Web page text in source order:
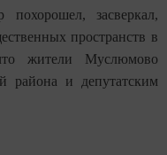
засверкал,
пространств в
жители Муслюмово
района и депутатским